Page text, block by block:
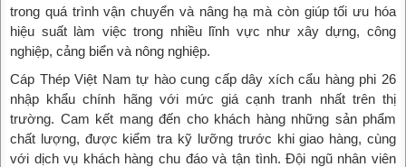
trong quá trình vận chuyển và nâng hạ mà còn giúp tối ưu hóa
hiệu suất làm việc trong nhiều lĩnh vực như xây dựng, công
nghiệp, cảng biển và nông nghiệp.
Cáp Thép Việt Nam tự hào cung cấp dây xích cẩu hàng phi 26
nhập khẩu chính hãng với mức giá cạnh tranh nhất trên thị
trường. Cam kết mang đến cho khách hàng những sản phẩm
chất lượng, được kiểm tra kỹ lưỡng trước khi giao hàng, cùng
với dịch vụ khách hàng chu đáo và tận tình. Đội ngũ nhân viên